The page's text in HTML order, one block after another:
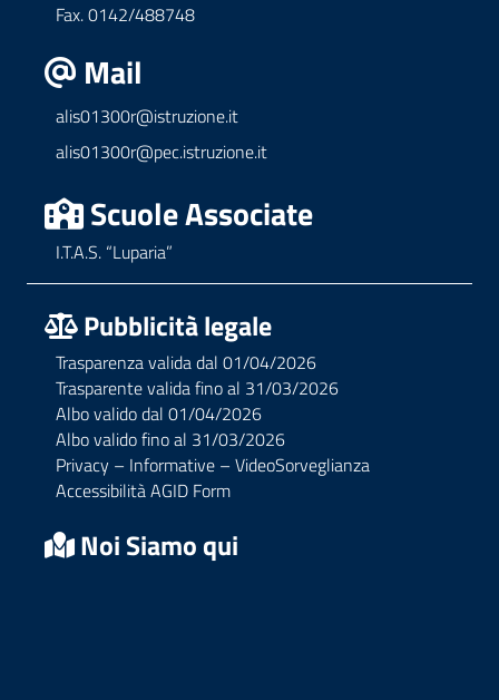
Fax. 0142/488748
Mail
alis01300r@istruzione.it
alis01300r@pec.istruzione.it
Scuole Associate
I.T.A.S. “Luparia”
Pubblicità legale
Trasparenza valida dal 01/04/2026
Trasparente valida fino al 31/03/2026
Albo valido dal 01/04/2026
Albo valido fino al 31/03/2026
Privacy – Informative – VideoSorveglianza
Accessibilità AGID Form
Noi Siamo qui